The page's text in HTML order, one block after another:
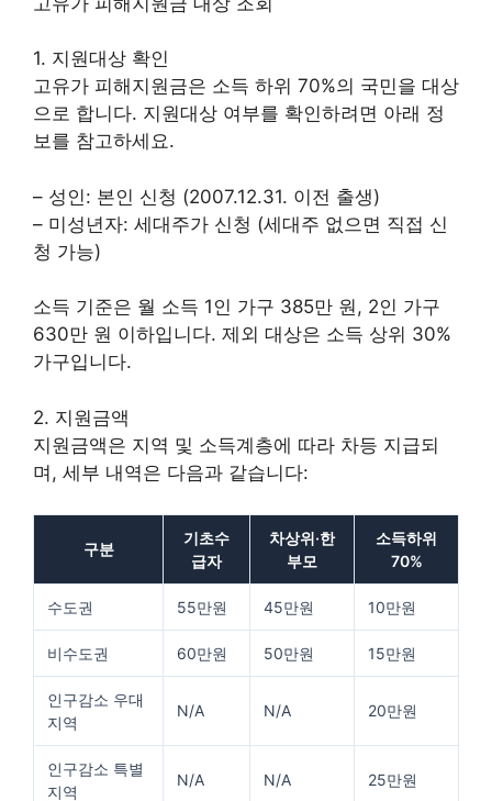
1. 지원대상 확인
고유가 피해지원금은 소득 하위 70%의 국민을 대상
으로 합니다. 지원대상 여부를 확인하려면 아래 정
보를 참고하세요.
– 성인: 본인 신청 (2007.12.31. 이전 출생)
– 미성년자: 세대주가 신청 (세대주 없으면 직접 신
청 가능)
소득 기준은 월 소득 1인 가구 385만 원, 2인 가구
630만 원 이하입니다. 제외 대상은 소득 상위 30%
가구입니다.
2. 지원금액
지원금액은 지역 및 소득계층에 따라 차등 지급되
며, 세부 내역은 다음과 같습니다:
구분
기초수
급자
차상위·한
부모
소득하위
70%
수도권 55만원 45만원 10만원
비수도권 60만원 50만원 15만원
인구감소 우대
지역
N/A N/A 20만원
인구감소 특별
지역
N/A N/A 25만원